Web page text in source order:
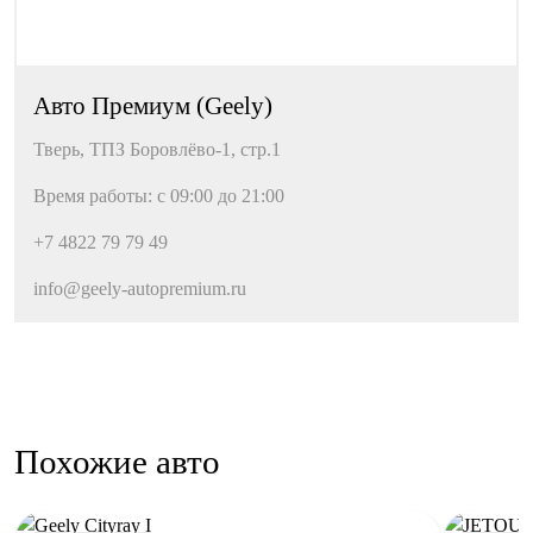
ЭРА-ГЛОНАСС
Панорамная крыша
Электронная приборная панель
Люк
Авто Премиум (Geely)
Тверь, ТПЗ Боровлёво-1, стр.1
Время работы: с 09:00 до 21:00
+7 4822 79 79 49
info@geely-autopremium.ru
Похожие авто